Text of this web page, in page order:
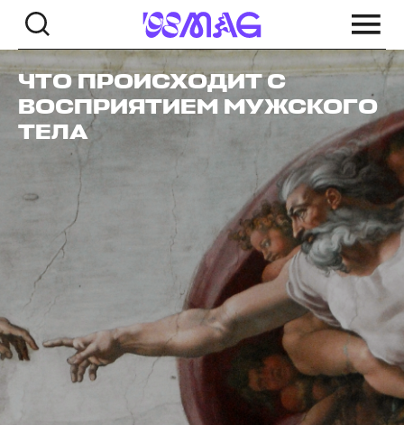
ЧТО ПРОИСХОДИТ С
ВОСПРИЯТИЕМ МУЖСКОГО
ТЕЛА